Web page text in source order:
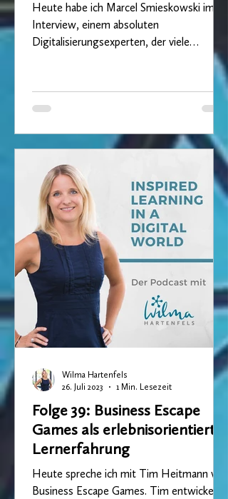
Heute habe ich Marcel Smieskowski im
Interview, einem absoluten
Digitalisierungsexperten, der viele
Unternehmen im Bereich der digitalen...
Folge 39: Business Escape
Games als erlebnisorientierte
Lernerfahrung
Heute spreche ich mit Tim Heitmann von
Business Escape Games. Tim entwickelt
Wilma Hartenfels
26. Juli 2023
1 Min. Lesezeit